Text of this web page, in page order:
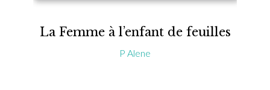
La Femme à l’enfant de feuilles
P Alene